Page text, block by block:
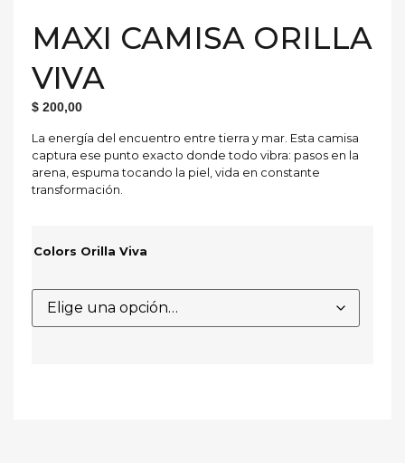
MAXI CAMISA ORILLA
VIVA
$ 200,00
La energía del encuentro entre tierra y mar. Esta camisa
captura ese punto exacto donde todo vibra: pasos en la
arena, espuma tocando la piel, vida en constante
transformación.
Colors Orilla Viva